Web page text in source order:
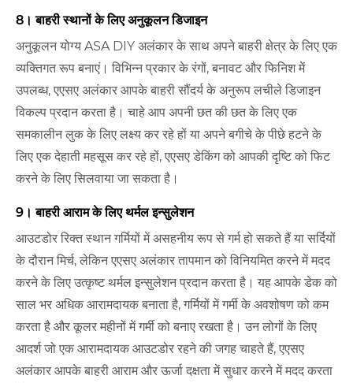
8। बाहरी स्थानों के लिए अनुकूलन डिजाइन
अनुकूलन योग्य ASA DIY अलंकार के साथ अपने बाहरी क्षेत्र के लिए एक
व्यक्तिगत रूप बनाएं। विभिन्न प्रकार के रंगों, बनावट और फिनिश में
उपलब्ध, एएसए अलंकार आपके बाहरी सौंदर्य के अनुरूप लचीले डिजाइन
विकल्प प्रदान करता है। चाहे आप अपनी छत की छत के लिए एक
समकालीन लुक के लिए लक्ष्य कर रहे हों या अपने बगीचे के पीछे हटने के
लिए एक देहाती महसूस कर रहे हों, एएसए डेकिंग को आपकी दृष्टि को फिट
करने के लिए सिलवाया जा सकता है।
9। बाहरी आराम के लिए थर्मल इन्सुलेशन
आउटडोर रिक्त स्थान गर्मियों में असहनीय रूप से गर्म हो सकते हैं या सर्दियों
के दौरान मिर्च, लेकिन एएसए अलंकार तापमान को विनियमित करने में मदद
करने के लिए उत्कृष्ट थर्मल इन्सुलेशन प्रदान करता है। यह आपके डेक को
साल भर अधिक आरामदायक बनाता है, गर्मियों में गर्मी के अवशोषण को कम
करता है और कूलर महीनों में गर्मी को बनाए रखता है। उन लोगों के लिए
आदर्श जो एक आरामदायक आउटडोर रहने की जगह चाहते हैं, एएसए
अलंकार आपके बाहरी आराम और ऊर्जा दक्षता में सुधार करने में मदद करता